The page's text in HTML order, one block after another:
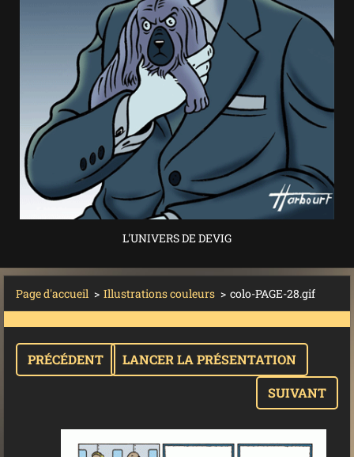
L'UNIVERS DE DEVIG
Page d'accueil > Illustrations couleurs > colo-PAGE-28.gif
PRÉCÉDENT
LANCER LA PRÉSENTATION
SUIVANT